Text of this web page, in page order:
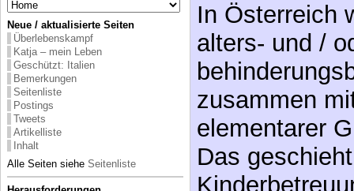
Neue / aktualisierte Seiten
Überlebenskampf
Katja – mein Leben
Geschützt: Italien
Bemerkungen
Seitenliste
Postings
Tweets
Artikelliste
Inhalt
Alle Seiten siehe Seitenliste
In Österreich
alters- und /
zusammen
elementarer
Das